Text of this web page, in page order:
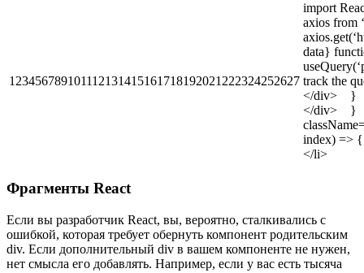
123456789101112131415161718192021222324252627
import
axios from
data}
track the
</div> }
</div>
index)
</li> })
Фрагменты React
Если вы разработчик React, вы, вероятно, сталкивались с
ошибкой, которая требует обернуть компонент родительским
div. Если дополнительный div в вашем компоненте не нужен,
нет смысла его добавлять. Например, если у вас есть тысяча